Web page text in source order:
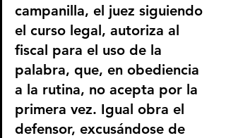
campanilla, el juez siguiendo
el curso legal, autoriza al
fiscal para el uso de la
palabra, que, en obediencia
a la rutina, no acepta por la
primera vez. Igual obra el
defensor, excusándose de